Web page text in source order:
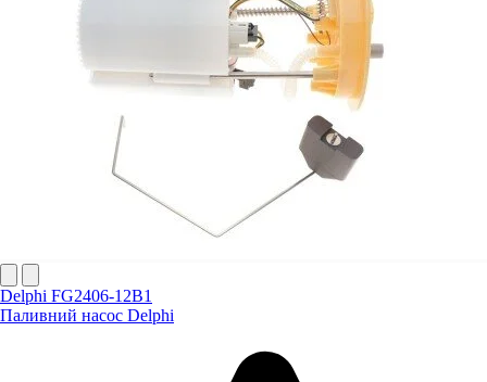
Delphi FG2406-12B1
Паливний насос Delphi